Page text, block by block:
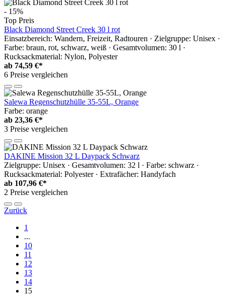
- 15%
Top Preis
Black Diamond Street Creek 30 l rot
Einsatzbereich: Wandern, Freizeit, Radtouren · Zielgruppe: Unisex ·
Farbe: braun, rot, schwarz, weiß · Gesamtvolumen: 30 l ·
Rucksackmaterial: Nylon, Polyester
ab 74,59 €*
6 Preise vergleichen
Salewa Regenschutzhülle 35-55L, Orange
Farbe: orange
ab 23,36 €*
3 Preise vergleichen
DAKINE Mission 32 L Daypack Schwarz
Zielgruppe: Unisex · Gesamtvolumen: 32 l · Farbe: schwarz ·
Rucksackmaterial: Polyester · Extrafächer: Handyfach
ab 107,96 €*
2 Preise vergleichen
Zurück
1
...
10
11
12
13
14
15